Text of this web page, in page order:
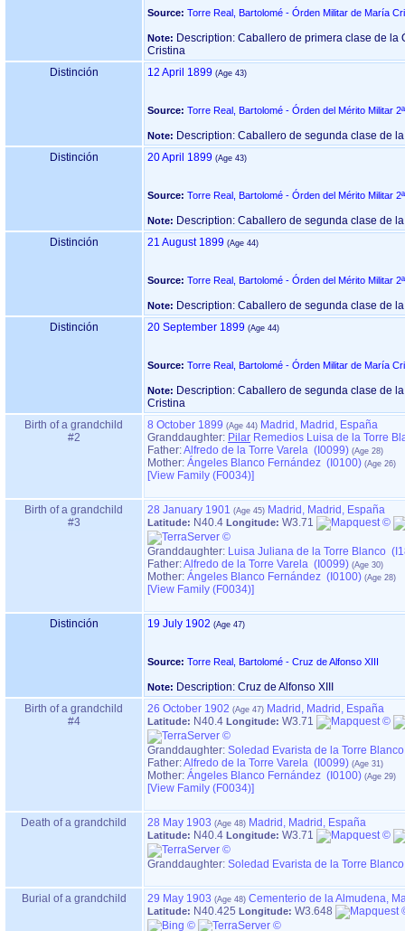
Source: Torre Real, Bartolomé - Órden Militar de María
Note: Description: Caballero de primera clase de la
Cristina
Distinción
12 April 1899
Source: Torre Real, Bartolomé - Órden del Mérito Militar
Note: Description: Caballero de segunda clase de
Distinción
20 April 1899
Source: Torre Real, Bartolomé - Órden del Mérito Militar
Note: Description: Caballero de segunda clase de
Distinción
21 August 1899
Source: Torre Real, Bartolomé - Órden del Mérito Militar
Note: Description: Caballero de segunda clase de
Distinción
20 September 1899
Source: Torre Real, Bartolomé - Órden Militar de María
Note: Description: Caballero de segunda clase de
Cristina
Birth of a grandchild
#2
8 October 1899
Madrid, Madrid, España
Granddaughter: Pilar Remedios Luisa de la Torre
Father:Alfredo de la Torre Varela (I0099)
Mother: Ángeles Blanco Fernández (I0100)
‎[View Family ‎(F0034)‎‎]
Birth of a grandchild
#3
28 January 1901 Madrid, Madrid, España
Latitude: N40.4 Longitude: W3.71
Granddaughter: Luisa Juliana de la Torre Blanco
Father:Alfredo de la Torre Varela (I0099)
Mother: Ángeles Blanco Fernández (I0100)
‎[View Family ‎(F0034)‎‎]
Distinción 19 July 1902
Source: Torre Real, Bartolomé - Cruz de Alfonso XIII
Note: Description: Cruz de Alfonso XIII
Birth of a grandchild
#4
26 October 1902 Madrid, Madrid, España
Latitude: N40.4 Longitude: W3.71
Granddaughter: Soledad Evarista de la Torre
Father:Alfredo de la Torre Varela (I0099)
Mother: Ángeles Blanco Fernández (I0100)
‎[View Family ‎(F0034)‎‎]
Death of a grandchild 28 May 1903 Madrid, Madrid, España
Latitude: N40.4 Longitude: W3.71
Granddaughter: Soledad Evarista de la Torre
Burial of a grandchild 29 May 1903 Cementerio de la Almudena,
Latitude: N40.425 Longitude: W3.648